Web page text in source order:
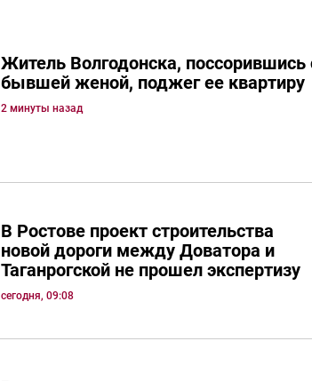
Житель Волгодонска, поссорившись
бывшей женой, поджег ее квартиру
2 минуты назад
В Ростове проект строительства
новой дороги между Доватора и
Таганрогской не прошел экспертизу
сегодня, 09:08